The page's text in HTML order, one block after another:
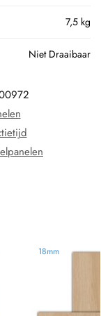
7,5 kg
Niet Draaibaar
18mm